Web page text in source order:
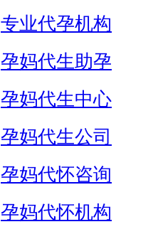
专业代孕机构
孕妈代生助孕
孕妈代生中心
孕妈代生公司
孕妈代怀咨询
孕妈代怀机构